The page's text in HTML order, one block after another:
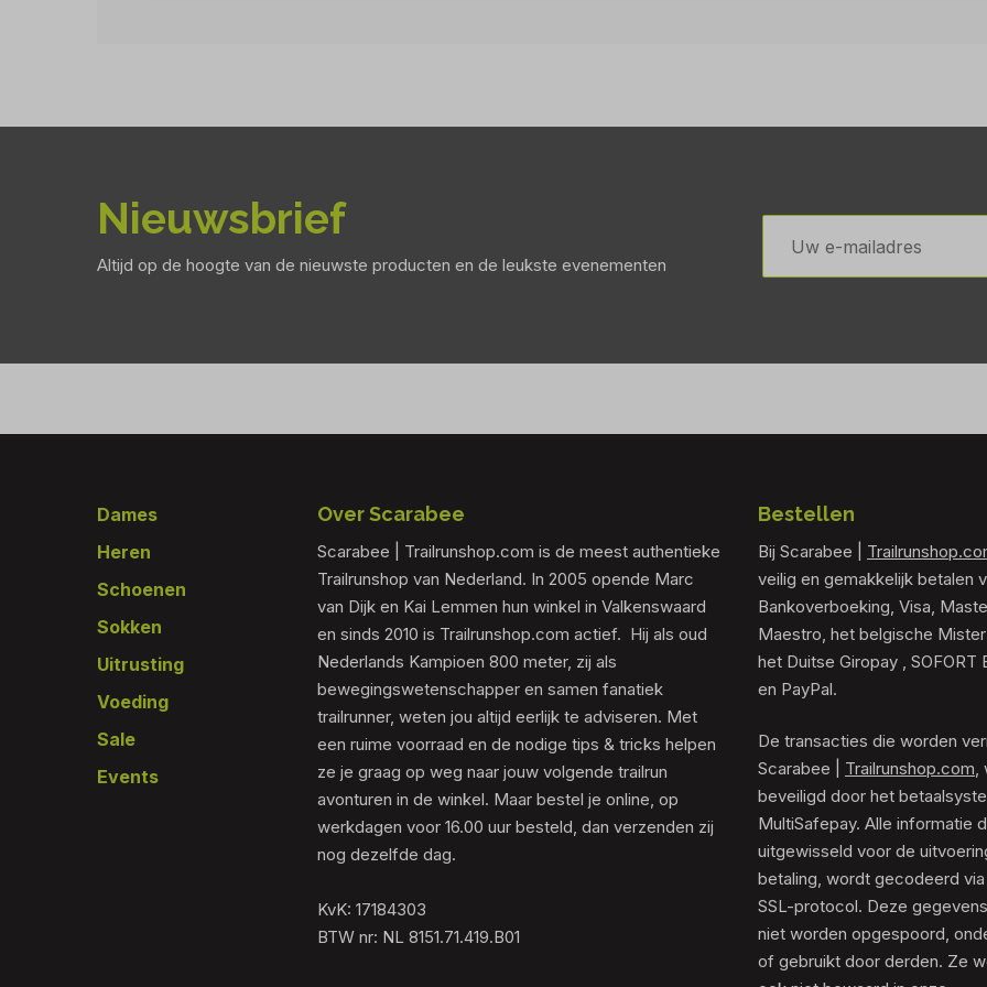
Nieuwsbrief
Altijd op de hoogte van de nieuwste producten en de leukste evenementen
E-
mailadres
Footer
Dames
Heren
Schoenen
Sokken
Uitrusting
Voeding
Sale
Events
Over Scarabee
Scarabee | Trailrunshop.com is de meest authentieke
Trailrunshop van Nederland. In 2005 opende Marc
van Dijk en Kai Lemmen hun winkel in Valkenswaard
en sinds 2010 is Trailrunshop.com actief. Hij als oud
Nederlands Kampioen 800 meter, zij als
bewegingswetenschapper en samen fanatiek
trailrunner, weten jou altijd eerlijk te adviseren. Met
een ruime voorraad en de nodige tips & tricks helpen
ze je graag op weg naar jouw volgende trailrun
avonturen in de winkel. Maar bestel je online, op
werkdagen voor 16.00 uur besteld, dan verzenden zij
nog dezelfde dag.
KvK: 17184303
BTW nr: NL 8151.71.419.B01
Bestellen
Bij Scarabee |
veilig en gemakkelijk betalen
Bankoverboeking, Visa,
Maestro, het belgische Mister
het Duitse Giropay , SOFORT
en PayPal.
De transacties die worden
Scarabee | Trailrunshop.com,
beveiligd door het
MultiSafepay. Alle informatie
uitgewisseld voor de
betaling, wordt gecodeerd
SSL-protocol. Deze
niet worden opgespoord,
of gebruikt door derden. Ze